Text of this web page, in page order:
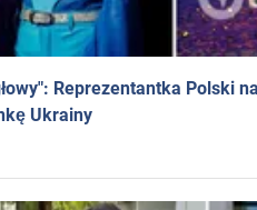
Reprezentantka Polski
Ukrainy